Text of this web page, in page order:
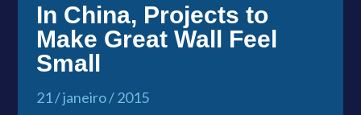
In China, Projects to
Make Great Wall Feel
Small
21 / janeiro / 2015